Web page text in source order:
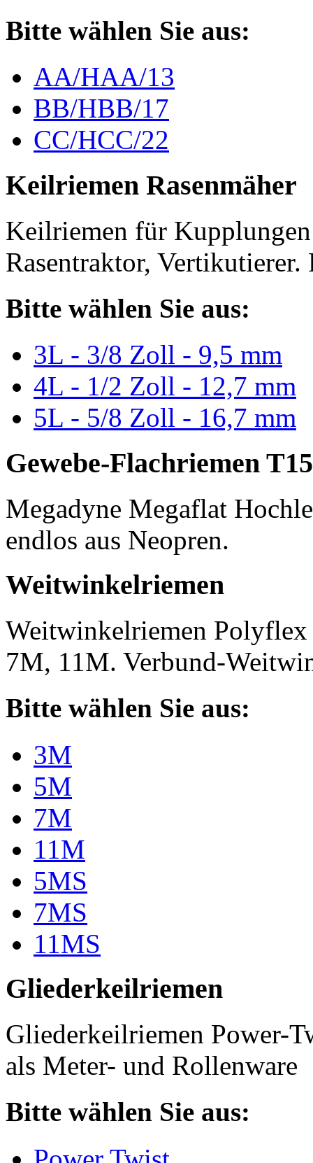
Bitte wählen Sie aus:
AA/HAA/13
BB/HBB/17
CC/HCC/22
Keilriemen Rasenmäher
Keilriemen für Kupplungen
Rasentraktor,
Bitte wählen Sie aus:
3L - 3/8 Zoll - 9,5 mm
4L - 1/2 Zoll - 12,7 mm
5L - 5/8 Zoll - 16,7 mm
Gewebe-Flachriemen
Megadyne Megaflat
endlos aus Neopren.
Weitwinkelriemen
Weitwinkelriemen
7M, 11M. Verbund-
Bitte wählen Sie aus:
3M
5M
7M
11M
5MS
7MS
11MS
Gliederkeilriemen
Gliederkeilriemen Power-
als Meter- und Rollenware
Bitte wählen Sie aus: